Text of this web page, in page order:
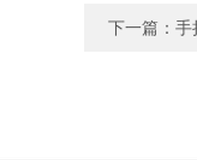
下一篇： 手